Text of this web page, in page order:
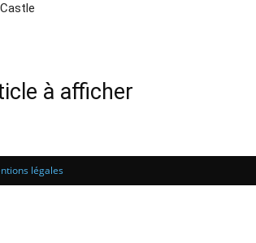
à afficher
légales